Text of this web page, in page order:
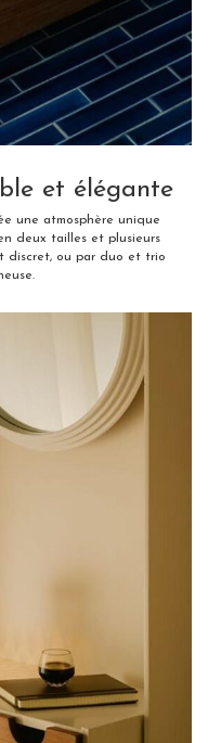
et élégante
une atmosphère unique
deux tailles et plusieurs
discret, ou par duo et trio